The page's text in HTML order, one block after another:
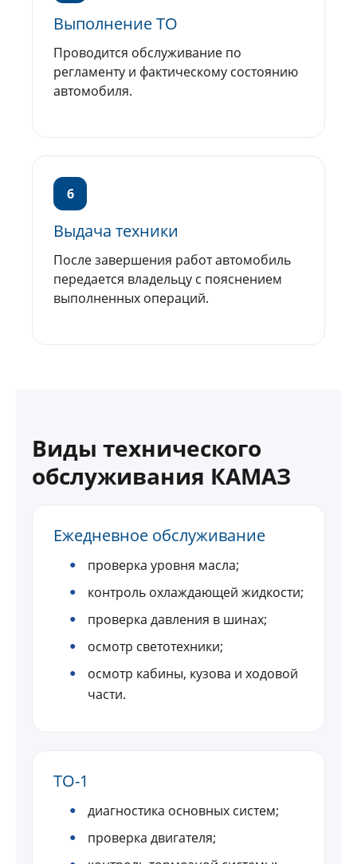
Выполнение ТО
Проводится обслуживание по
регламенту и фактическому состоянию
автомобиля.
6
Выдача техники
После завершения работ автомобиль
передается владельцу с пояснением
выполненных операций.
Виды технического
обслуживания КАМАЗ
Ежедневное обслуживание
проверка уровня масла;
контроль охлаждающей жидкости;
проверка давления в шинах;
осмотр светотехники;
осмотр кабины, кузова и ходовой
части.
ТО-1
диагностика основных систем;
проверка двигателя;